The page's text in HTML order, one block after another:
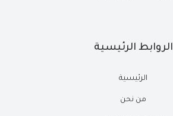
الروابط الرئيسية
الرئيسية
من نحن